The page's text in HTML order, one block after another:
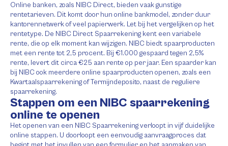
Online banken, zoals NIBC Direct, bieden vaak gunstige
rentetarieven. Dit komt door hun online bankmodel, zonder duur
kantorennetwerk of veel papierwerk. Let bij het vergelijken op het
rentetype. De NIBC Direct Spaarrekening kent een variabele
rente, die op elk moment kan wijzigen. NIBC biedt spaarproducten
met een rente tot 2,5 procent. Bij €1.000 gespaard tegen 2,5%
rente, levert dit circa €25 aan rente op per jaar. Een spaarder kan
bij NIBC ook meerdere online spaarproducten openen, zoals een
Kwartaalspaarrekening of Termijndeposito, naast de reguliere
spaarrekening.
Stappen om een NIBC spaarrekening
online te openen
Het openen van een NIBC Spaarrekening verloopt in vijf duidelijke
online stappen. U doorloopt een eenvoudig aanvraagproces dat